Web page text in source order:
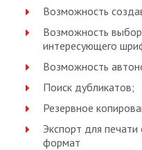
Возможность
Возможность
интересующего
Возможность
Поиск дубликатов;
Резервное
Экспорт для печати
формат